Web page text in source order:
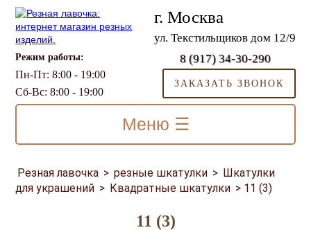
г. Москва
ул. Текстильщиков дом 12/9
Режим работы:
Пн-Пт: 8:00 - 19:00
Сб-Вс: 8:00 - 19:00
8 (917) 34-30-290
ЗАКАЗАТЬ ЗВОНОК
Меню ☰
Резная лавочка > резные шкатулки > Шкатулки
для украшений > Квадратные шкатулки > 11 (3)
11 (3)